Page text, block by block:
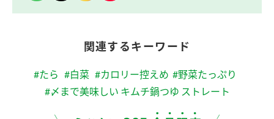
関連するキーワード
#たら #白菜 #カロリー控えめ #野菜たっぷり
#〆まで美味しい キムチ鍋つゆ ストレート